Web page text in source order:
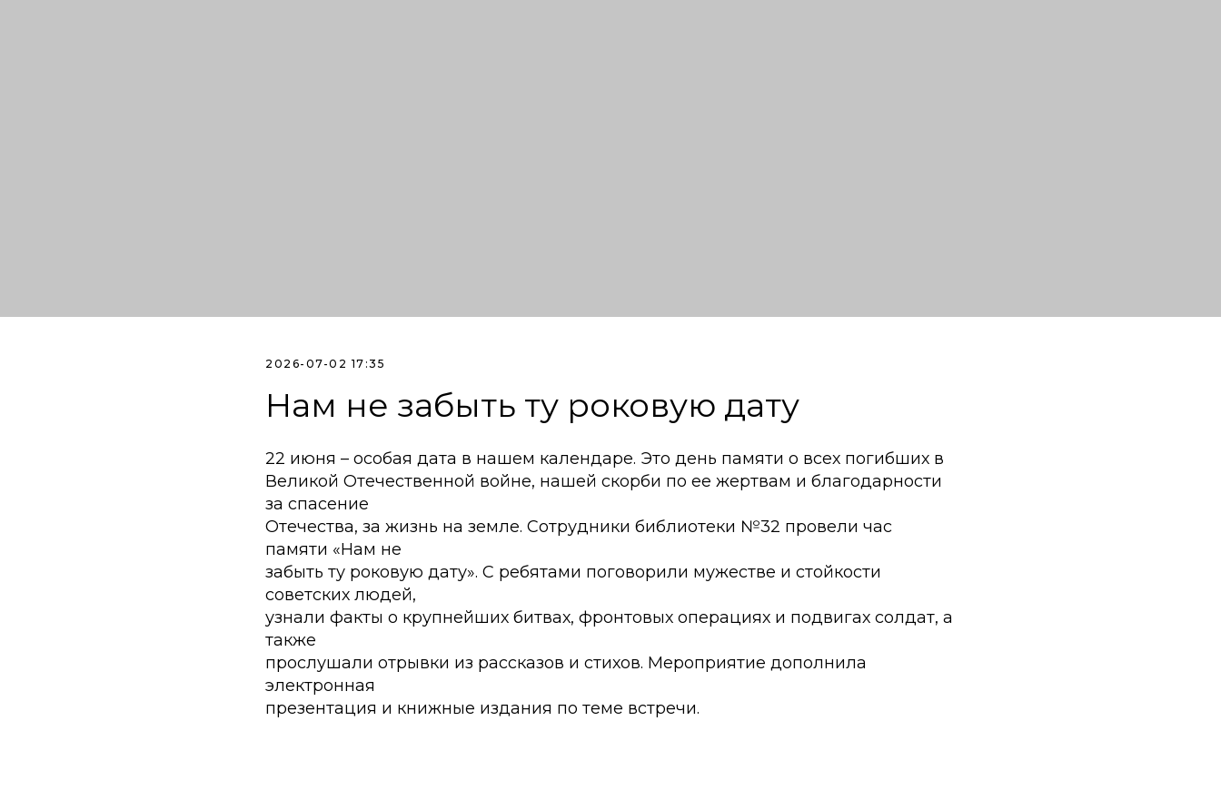
2026-07-02 17:35
Нам не забыть ту роковую дату
22 июня – особая дата в нашем календаре. Это день памяти о всех погибших в
Великой Отечественной войне, нашей скорби по ее жертвам и благодарности
за спасение
Отечества, за жизнь на земле. Сотрудники библиотеки №32 провели час
памяти «Нам не
забыть ту роковую дату». С ребятами поговорили мужестве и стойкости
советских людей,
узнали факты о крупнейших битвах, фронтовых операциях и подвигах солдат, а
также
прослушали отрывки из рассказов и стихов. Мероприятие дополнила
электронная
презентация и книжные издания по теме встречи.